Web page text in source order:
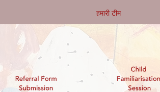
हमारी टीम